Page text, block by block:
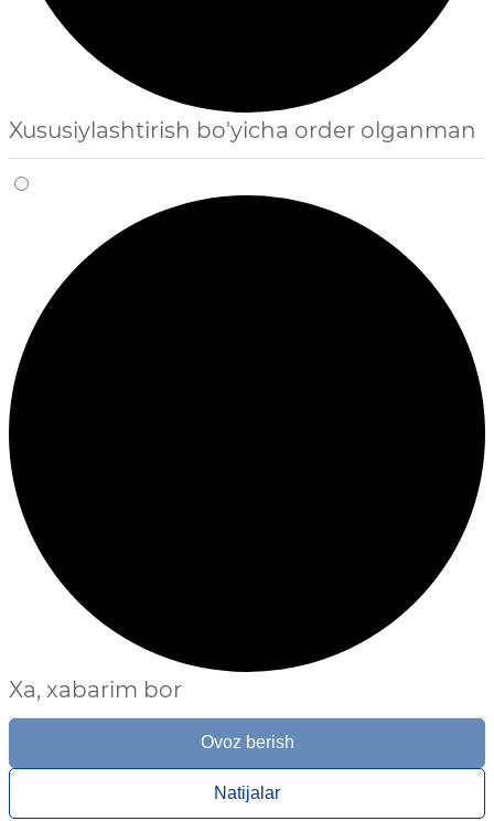
Xususiylashtirish bo'yicha order olganman
Xa, xabarim bor
Ovoz berish
Natijalar